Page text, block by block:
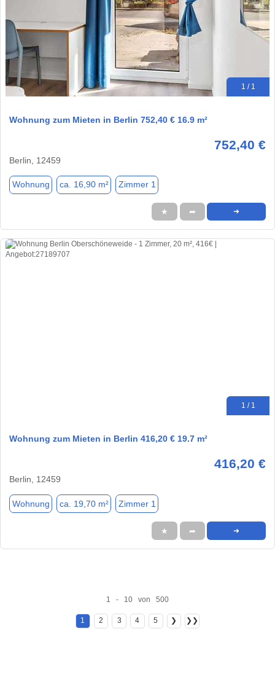
1 / 1
Wohnung zum Mieten in Berlin 752,40 € 16.9 m²
752,40 €
Berlin, 12459
Wohnung ca. 16,90 m² Zimmer 1
★ ➦ ➜
1 / 1
Wohnung zum Mieten in Berlin 416,20 € 19.7 m²
416,20 €
Berlin, 12459
Wohnung ca. 19,70 m² Zimmer 1
★ ➦ ➜
1 - 10 von 500
1 2 3 4 5 ❯ ❯❯